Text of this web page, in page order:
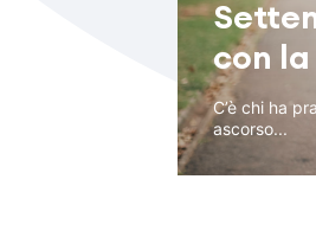
con
C’è chi ha
ascorso...